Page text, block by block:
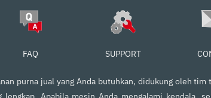
FAQ SUPPORT
purna jual yang Anda butuhkan, didukung oleh tim